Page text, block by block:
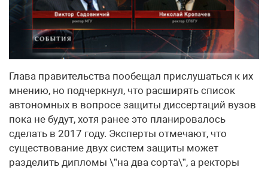
Глава правительства ​пообещал прислушаться к их
мнению, но подчеркнул, что расширять список
автономных в вопросе защиты диссертаций вузов
пока не будут, хотя ранее это планировалось
сделать в 2017 году. Эксперты отмечают, что
существование двух систем защиты может
разделить дипломы \”на два сорта\”, а ректоры